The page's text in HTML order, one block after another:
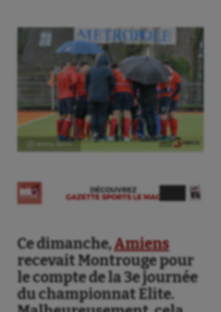
Ce dimanche,Amiens
recevait Montrouge pour
le compte de la 3e journée
du championnat Elite.